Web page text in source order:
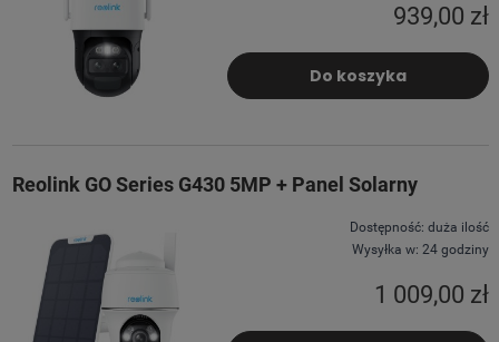
939,00 zł
Do koszyka
Reolink GO Series G430 5MP + Panel Solarny
Dostępność: duża ilość
Wysyłka w: 24 godziny
1 009,00 zł